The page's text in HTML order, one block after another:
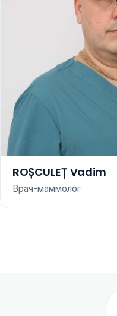
ROȘCULEȚ Vadim
Врач-маммолог